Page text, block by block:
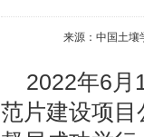
来源：中国土
2022年6月
范片建设项目